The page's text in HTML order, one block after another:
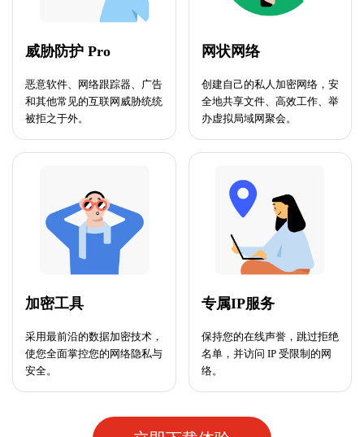
威胁防护 Pro
恶意软件、网络跟踪器、广告
和其他常见的互联网威胁统统
被拒之于外。
网状网络
创建自己的私人加密网络，安
全地共享文件、高效工作、举
办虚拟局域网聚会。
加密工具
采用最前沿的数据加密技术，
使您全面掌控您的网络隐私与
安全。
专属IP服务
保持您的在线声誉，跳过拒绝
名单，并访问 IP 受限制的网
络。